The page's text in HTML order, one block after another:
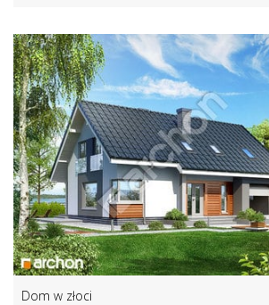
Dom w złoci